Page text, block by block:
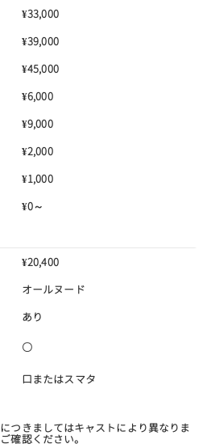
¥33,000
¥39,000
¥45,000
¥6,000
¥9,000
¥2,000
¥1,000
¥0～
¥20,400
オールヌード
あり
〇
口またはスマタ
つきましてはキャストにより異なりま
確認ください。